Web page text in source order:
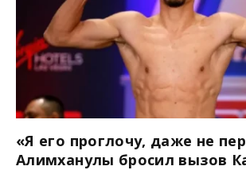
«Я его проглочу, даже не
Алимханулы бросил вызов